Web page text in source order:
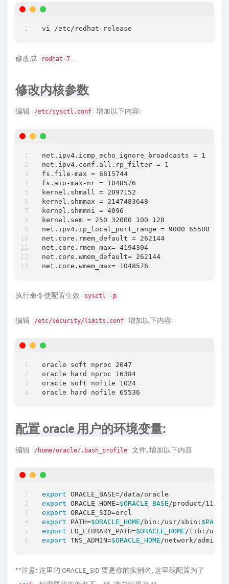
修改成 redhat-7 .
修改内核参数
编辑 /etc/sysctl.conf 增加以下内容:
net.ipv4.icmp_echo_ignore_broadcasts = 1
net.ipv4.conf.all.rp_filter = 1
fs.file-max = 6815744
fs.aio-max-nr = 1048576
kernel.shmall = 2097152
kernel.shmmax = 2147483648
kernel.shmmni = 4096
kernel.sem = 250 32000 100 128
net.ipv4.ip_local_port_range = 9000 65500
net.core.rmem_default = 262144
net.core.rmem_max= 4194304
net.core.wmem_default= 262144
执行命令使配置生效 sysctl -p
编辑 /etc/security/limits.conf 增加以下内容:
oracle soft nproc 2047
oracle hard nproc 16384
oracle soft nofile 1024
配置 oracle 用户的环境变量:
编辑 /home/oracle/.bash_profile 文件, 增加以下内容
export
export ORACLE_HOME=$ORACLE_BASE
export
export PATH=$ORACLE_HOME/bin:/usr/sbin: $PATH
export LD_LIBRARY_PATH=$ORACLE_HOME
export TNS_ADMIN=$ORACLE_HOME
**注意: 这里的 ORACLE_SID 要是你的实例名, 这里我配置为了